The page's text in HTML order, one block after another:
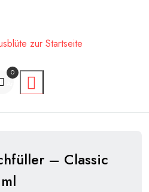
0
– Classic